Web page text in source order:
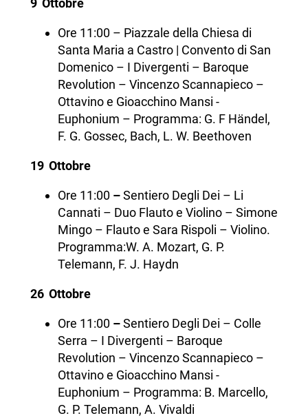
9 Ottobre
Ore 11:00 – Piazzale della Chiesa di
Santa Maria a Castro | Convento di San
Domenico – I Divergenti – Baroque
Revolution – Vincenzo Scannapieco –
Ottavino e Gioacchino Mansi -
Euphonium – Programma: G. F Händel,
F. G. Gossec, Bach, L. W. Beethoven
19 Ottobre
Ore 11:00–Sentiero Degli Dei – Li
Cannati – Duo Flauto e Violino – Simone
Mingo – Flauto e Sara Rispoli – Violino.
Programma:W. A. Mozart, G. P.
Telemann, F. J. Haydn
26 Ottobre
Ore 11:00–Sentiero Degli Dei – Colle
Serra – I Divergenti – Baroque
Revolution – Vincenzo Scannapieco –
Ottavino e Gioacchino Mansi -
Euphonium – Programma: B. Marcello,
G. P. Telemann, A. Vivaldi